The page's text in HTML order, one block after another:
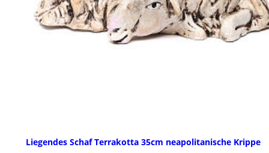
Liegendes Schaf Terrakotta 35cm neapolitanische Krippe